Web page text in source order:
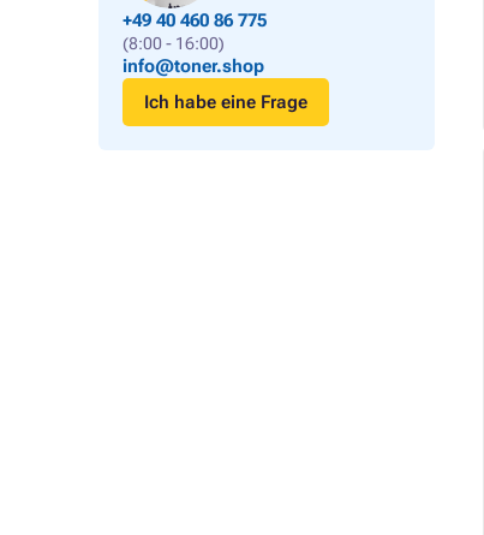
+49 40 460 86 775
(8:00 - 16:00)
info@toner.shop
Ich habe eine Frage